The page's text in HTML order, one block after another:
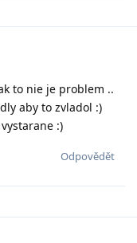
to nie je problem ..
aby to zvladol :)
:)
Odpovědět